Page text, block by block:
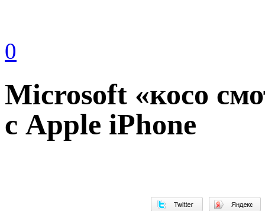
0
Microsoft «косо
с Apple iPhone